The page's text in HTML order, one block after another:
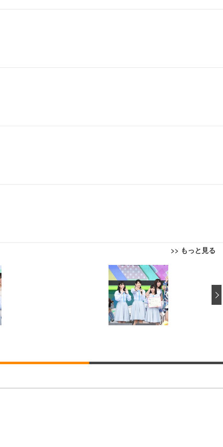
>> もっと見る
昇降 強化ナイロン樹脂ベース 通気性メッシュ 在宅ワーク H-WY01
跳ね上げ式アームレスト 3Dヘッドレスト ハンガー付き 高反発クッ